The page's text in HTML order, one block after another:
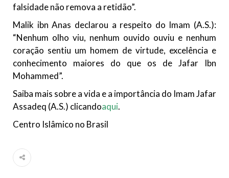
falsidade não remova a retidão”.
Malik ibn Anas declarou a respeito do Imam (A.S.):
“Nenhum olho viu, nenhum ouvido ouviu e nenhum
coração sentiu um homem de virtude, excelência e
conhecimento maiores do que os de Jafar Ibn
Mohammed”.
Saiba mais sobre a vida e a importância do Imam Jafar
Assadeq (A.S.) clicandoaqui.
Centro Islâmico no Brasil